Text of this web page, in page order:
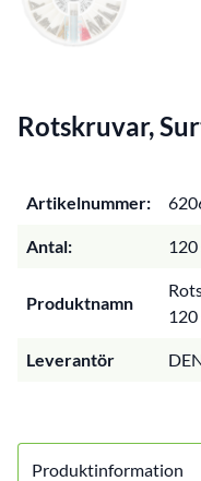
Rotskruvar,
Artikelnummer:
Antal: 120
Produktnamn
120
Leverantör
Produktinformation